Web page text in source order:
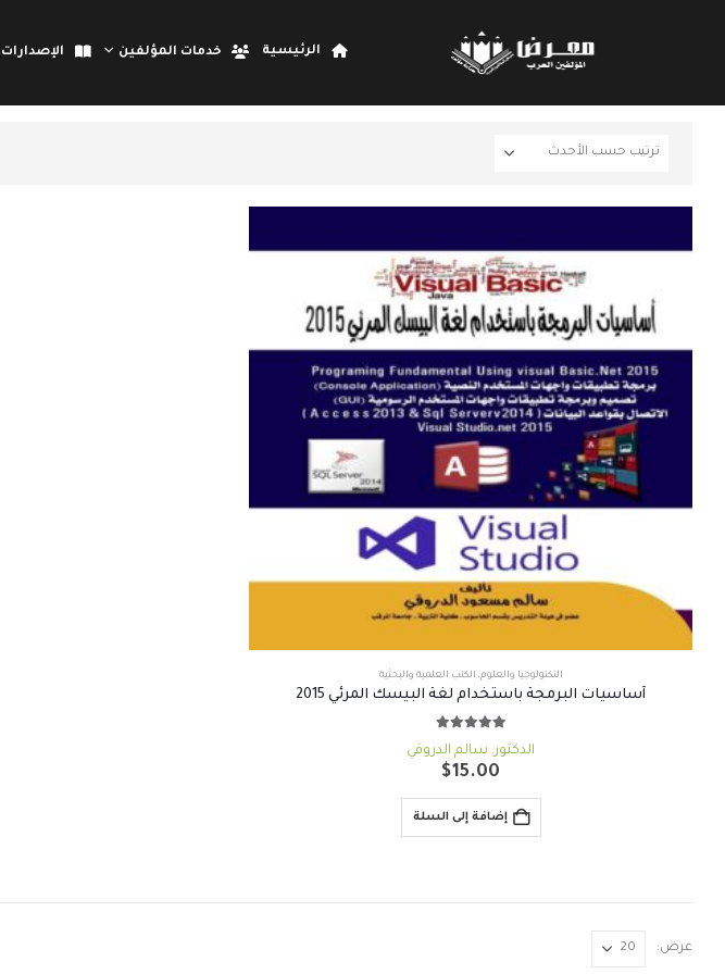
الرئيسية خدمات المؤلفين الإصدارات
التكنولوجيا والعلوم, الكتب العلمية والبحثية
أساسيات البرمجة باستخدام لغة البيسك المرئي 2015
الدكتور. سالم الدروقي
$15.00
إضافة إلى السلة
عرض: